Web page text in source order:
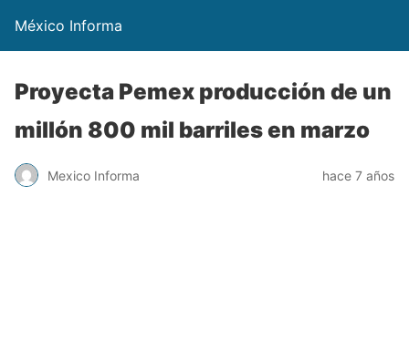
México Informa
Proyecta Pemex producción de un
millón 800 mil barriles en marzo
Mexico Informa hace 7 años